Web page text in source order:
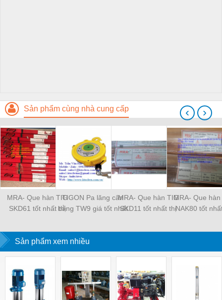
Sản phẩm cùng nhà cung cấp
MRA- Que hàn TIG
SKD61 tốt nhất thị
TIGON Pa lăng cân
bằng TW9 giá tốt nhất
MRA- Que hàn TIG
SKD11 tốt nhất thị
MRA- Que hàn
NAK80 tốt
‹ ›
Sản phẩm xem nhiều